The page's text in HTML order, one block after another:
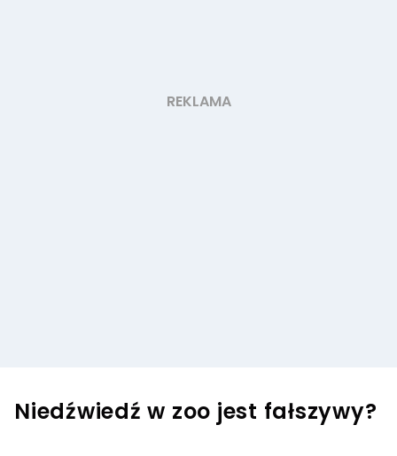
Niedźwiedź w zoo jest fałszywy?